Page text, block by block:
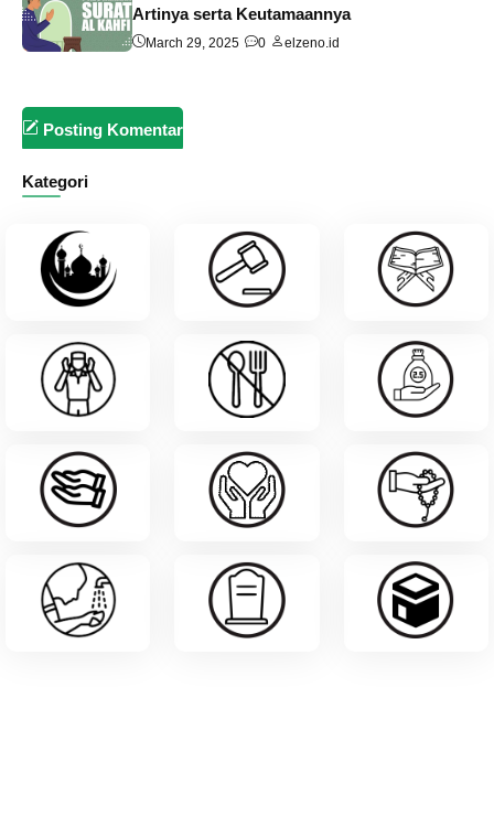
Artinya serta Keutamaannya
March 29, 2025 0 elzeno.id
Posting Komentar
Kategori